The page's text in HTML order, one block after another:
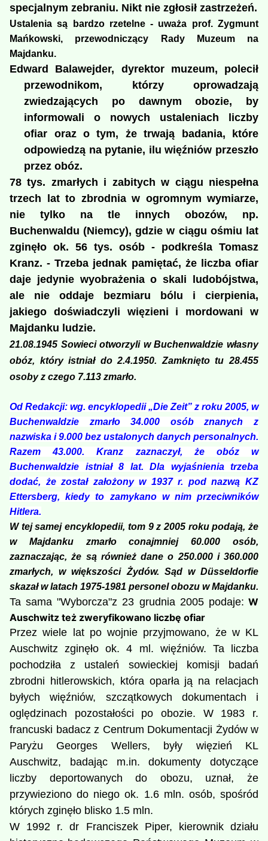
specjalnym zebraniu. Nikt nie zgłosił zastrzeżeń.
Ustalenia są bardzo rzetelne - uważa prof. Zygmunt
Mańkowski, przewodniczący Rady Muzeum na
Majdanku.
Edward Balawejder, dyrektor muzeum, polecił
przewodnikom, którzy oprowadzają
zwiedzających po dawnym obozie, by
informowali o nowych ustaleniach liczby
ofiar oraz o tym, że trwają badania, które
odpowiedzą na pytanie, ilu więźniów przeszło
przez obóz.
78 tys. zmarłych i zabitych w ciągu niespełna
trzech lat to zbrodnia w ogromnym wymiarze,
nie tylko na tle innych obozów, np.
Buchenwaldu (Niemcy), gdzie w ciągu ośmiu lat
zginęło ok. 56 tys. osób - podkreśla Tomasz
Kranz. - Trzeba jednak pamiętać, że liczba ofiar
daje jedynie wyobrażenia o skali ludobójstwa,
ale nie oddaje bezmiaru bólu i cierpienia,
jakiego doświadczyli więzieni i mordowani w
Majdanku ludzie.
21.08.1945 Sowieci otworzyli w Buchenwaldzie własny
obóz, który istniał do 2.4.1950. Zamknięto tu 28.455
osoby z czego 7.113 zmarło.
Od Redakcji: wg. encyklopedii „Die Zeit” z roku 2005, w
Buchenwaldzie zmarło 34.000 osób znanych z
nazwiska i 9.000 bez ustalonych danych personalnych.
Razem 43.000. Kranz zaznaczył, że obóz w
Buchenwaldzie istniał 8 lat. Dla wyjaśnienia trzeba
dodać, że został założony w 1937 r. pod nazwą KZ
Ettersberg, kiedy to zamykano w nim przeciwników
Hitlera.
W tej samej encyklopedii, tom 9 z 2005 roku podają, że
w Majdanku zmarło conajmniej 60.000 osób,
zaznaczając, że są również dane o 250.000 i 360.000
zmarłych, w większości Żydów. Sąd w Düsseldorfie
skazał w latach 1975-1981 personel obozu w Majdanku.
Ta sama "Wyborcza"z 23 grudnia 2005 podaje: W
Auschwitz też zweryfikowano liczbę ofiar
Przez wiele lat po wojnie przyjmowano, że w KL
Auschwitz zginęło ok. 4 ml. więźniów. Ta liczba
pochodziła z ustaleń sowieckiej komisji badań
zbrodni hitlerowskich, która oparła ją na relacjach
byłych więźniów, szczątkowych dokumentach i
oględzinach pozostałości po obozie. W 1983 r.
francuski badacz z Centrum Dokumentacji Żydów w
Paryżu Georges Wellers, były więzień KL
Auschwitz, badając m.in. dokumenty dotyczące
liczby deportowanych do obozu, uznał, że
przywieziono do niego ok. 1.6 mln. osób, spośród
których zginęło blisko 1.5 mln.
W 1992 r. dr Franciszek Piper, kierownik działu